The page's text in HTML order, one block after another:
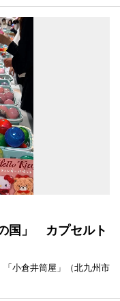
国」 カプセルト
小倉井筒屋」（北九州市